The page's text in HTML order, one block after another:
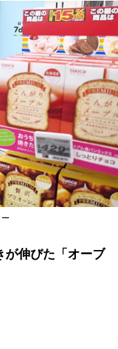
が伸びた「オーブ